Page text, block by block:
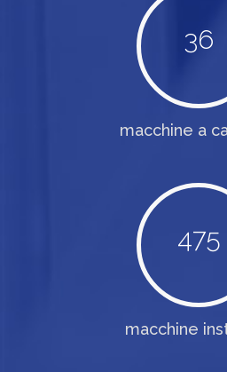
36
macchine a
475
macchine